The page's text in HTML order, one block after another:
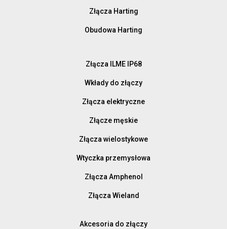
Złącza Harting
Obudowa Harting
Złącza ILME IP68
Wkłady do złączy
Złącza elektryczne
Złącze męskie
Złącza wielostykowe
Wtyczka przemysłowa
Złącza Amphenol
Złącza Wieland
Akcesoria do złączy